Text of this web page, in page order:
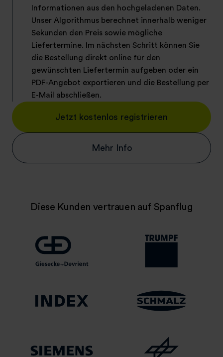
Informationen aus den hochgeladenen Daten.
Unser Algorithmus berechnet innerhalb weniger
Sekunden den Preis sowie mögliche
Liefertermine. Im nächsten Schritt können Sie
die Bestellung direkt online für den
gewünschten Liefertermin aufgeben oder ein
PDF-Angebot exportieren und die Bestellung per
E-Mail abschließen.
Jetzt kostenlos registrieren
Mehr Info
Diese Kunden vertrauen auf Spanflug